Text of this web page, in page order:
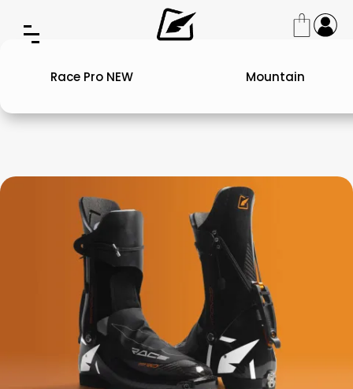
Race Pro NEW Mountain